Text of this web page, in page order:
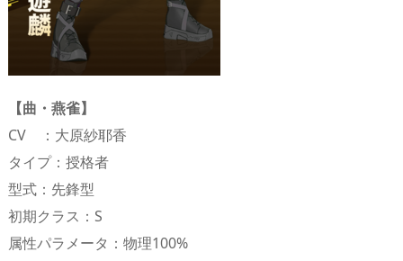
【曲・燕雀】
CV ：大原紗耶香
タイプ：授格者
型式：先鋒型
初期クラス：S
属性パラメータ：物理100%